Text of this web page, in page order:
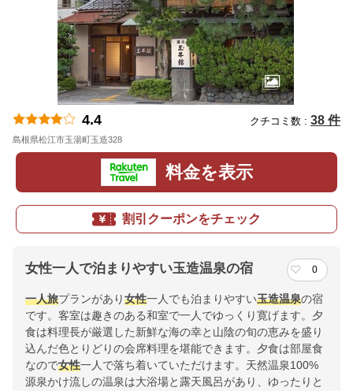
4.4 クチコミ数 : 38 件
島根県松江市玉湯町玉造328
料金を表示
割引クーポンをチェック
女性一人で泊まりやすい玉造温泉の宿 0
一人旅プランがあり女性一人でも泊まりやすい玉造温泉の宿
です。客室は趣きのある和室で一人でゆっくり寛げます。夕
食は料理長が厳選した新鮮な海の幸と山陰の旬の恵みを盛り
込んだ色とりどりの会席料理を堪能できます。夕食は部屋食
なので女性一人で落ち着いていただけます。天然温泉100%
源泉かけ流しの温泉は大浴場と露天風呂があり、ゆったりと